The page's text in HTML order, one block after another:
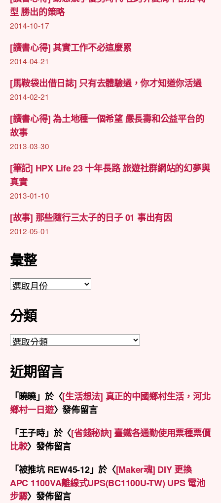
型 勝出的策略
2014-10-17
[讀書心得] 其實工作不必這麼累
2014-04-21
[馬鞍袋出借日誌] 只有去體驗過，你才知道你活過
2014-02-21
[讀書心得] 為土地種一個希望 嚴長壽和公益平台的
故事
2013-03-30
[筆記] HPX Life 23 十年長路 旅遊社群網站的幻夢與
真實
2013-01-10
[故事] 那些隨行三太子的日子 01 事出有因
2012-05-01
彙整
彙
分類
分
近期留言
「曉曉」於〈[生活想法] 真正的中國鄉村生活，河北
鄉村一日遊〉發佈留言
「王子時」於〈[省錢秘訣] 臺鐵各通勤使用票種票價
比較〉發佈留言
「被推坑 REW45-12」於〈[Maker魂] DIY 更換
APC 1100VA離線式UPS(BC1100U-TW) UPS 電池
步驟〉發佈留言